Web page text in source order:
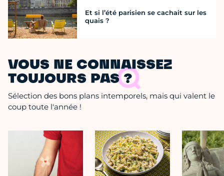
Et si l’été parisien se cachait sur les
quais ?
VOUS NE CONNAISSEZ
TOUJOURS PAS ?
Sélection des bons plans intemporels, mais qui valent le
coup toute l'année !